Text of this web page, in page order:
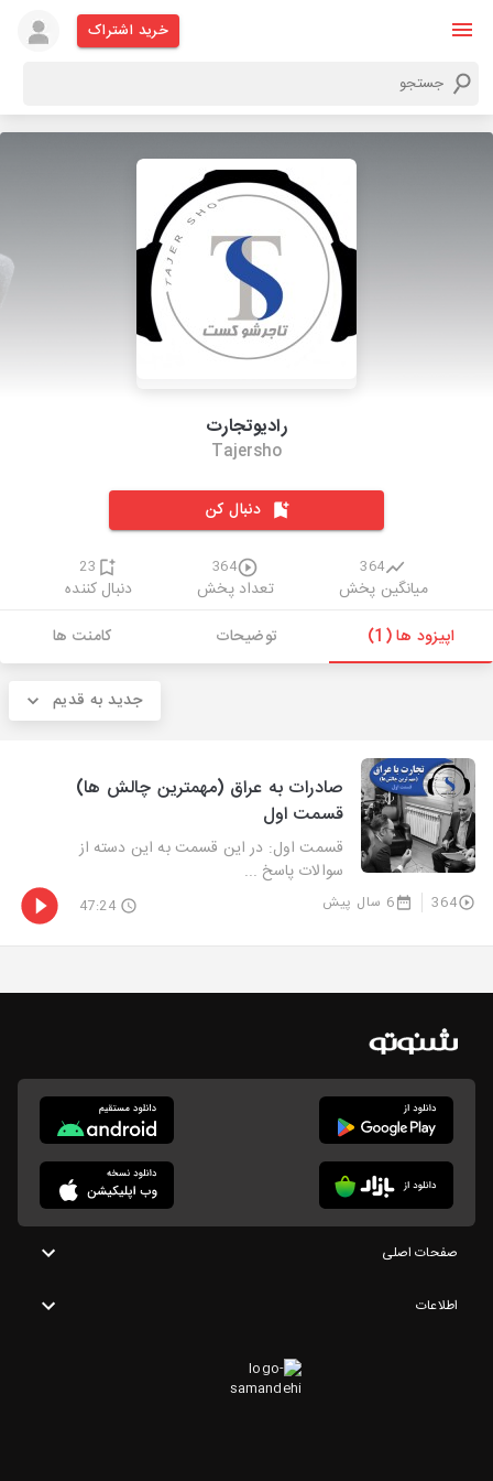
خرید اشتراک
رادیوتجارت
Tajersho
دنبال کن
364
میانگین پخش
364
تعداد پخش
23
دنبال کننده
اپیزود ها (1)
توضیحات کامنت ها
جدید به قدیم
صادرات به عراق (مهمترین چالش ها)
قسمت اول
قسمت اول: در این قسمت به این دسته از
سوالات پاسخ ...
364 6 سال پیش 47:24
صفحات اصلی
اطلاعات